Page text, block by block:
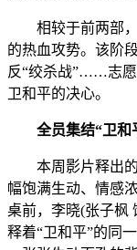
相较于前两部，
的热血攻势。该阶
反“绞杀战”……志愿
卫和平的决心。
全员集结“卫和
本周影片释出的“
幅饱满生动、情感
桌前，李晓(张子枫
释着“卫和平”的同